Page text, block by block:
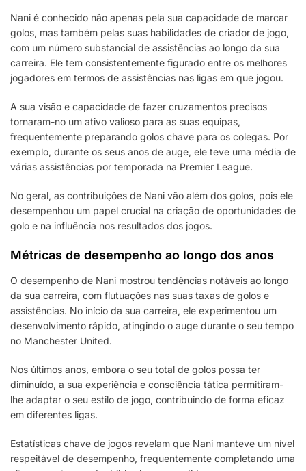
Nani é conhecido não apenas pela sua capacidade de marcar
golos, mas também pelas suas habilidades de criador de jogo,
com um número substancial de assistências ao longo da sua
carreira. Ele tem consistentemente figurado entre os melhores
jogadores em termos de assistências nas ligas em que jogou.
A sua visão e capacidade de fazer cruzamentos precisos
tornaram-no um ativo valioso para as suas equipas,
frequentemente preparando golos chave para os colegas. Por
exemplo, durante os seus anos de auge, ele teve uma média de
várias assistências por temporada na Premier League.
No geral, as contribuições de Nani vão além dos golos, pois ele
desempenhou um papel crucial na criação de oportunidades de
golo e na influência nos resultados dos jogos.
Métricas de desempenho ao longo dos anos
O desempenho de Nani mostrou tendências notáveis ao longo
da sua carreira, com flutuações nas suas taxas de golos e
assistências. No início da sua carreira, ele experimentou um
desenvolvimento rápido, atingindo o auge durante o seu tempo
no Manchester United.
Nos últimos anos, embora o seu total de golos possa ter
diminuído, a sua experiência e consciência tática permitiram-
lhe adaptar o seu estilo de jogo, contribuindo de forma eficaz
em diferentes ligas.
Estatísticas chave de jogos revelam que Nani manteve um nível
respeitável de desempenho, frequentemente completando uma